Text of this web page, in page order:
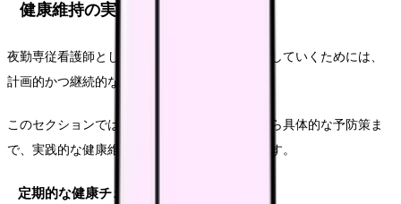
健康維持の実践
夜勤専従看護師として長期的にキャリアを継続していくためには、
計画的かつ継続的な健康管理が不可欠です。
このセクションでは、定期的な健康チェックから具体的な予防策ま
で、実践的な健康維持方法についてご紹介します。
定期的な健康チェック